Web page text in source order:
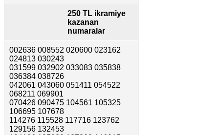
250 TL ikramiye
kazanan
numaralar
002636 008552 020600 023162
024813 030243
031599 032902 033083 035838
036384 038726
042061 043060 051411 054522
068211 069901
070426 090475 104561 105325
106695 107678
114276 115528 117716 123762
129156 132453